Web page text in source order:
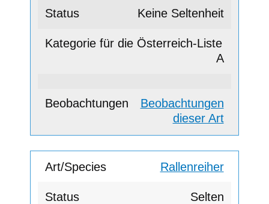
Keine Seltenheit
A
Beobachtungen
dieser Art
Rallenreiher
Selten